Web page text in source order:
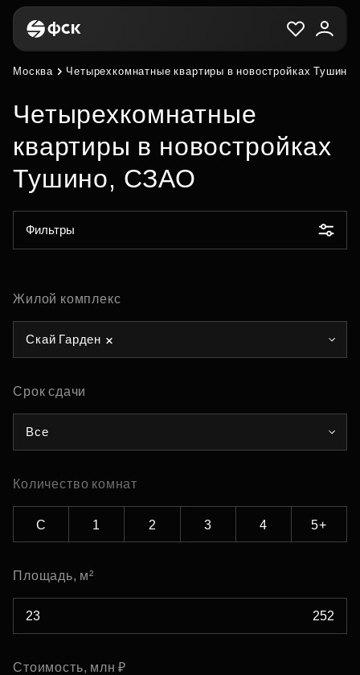
Москва Четырехкомнатные квартиры в новостройках
Четырехкомнатные
квартиры в новостройках
Тушино, СЗАО
Фильтры
Жилой комплекс
Скай Гарден
Срок сдачи
Все
Количество комнат
С 1 2 3 4 5+
Площадь, м²
Стоимость, млн ₽